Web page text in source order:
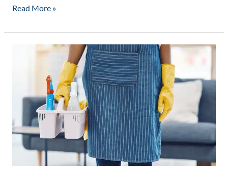
Read More »
apartamento